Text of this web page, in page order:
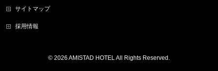
サイトマップ
採用情報
© 2026 AMISTAD HOTEL All Rights Reserved.